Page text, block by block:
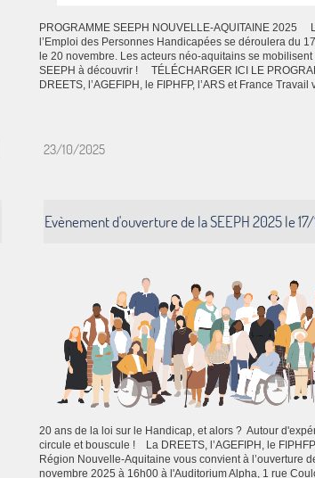
PROGRAMME SEEPH NOUVELLE-AQUITAINE 2025
l’Emploi des Personnes Handicapées se déroulera du
le 20 novembre. Les acteurs néo-aquitains se
SEEPH à découvrir ! TÉLÉCHARGER ICI LE
DREETS, l’AGEFIPH, le FIPHFP, l’ARS et France
23/10/2025
Evènement d'ouverture de la SEEPH 2025 le 17/
20 ans de la loi sur le Handicap, et alors ? Autour
circule et bouscule ! La DREETS, l’AGEFIPH, le
Région Nouvelle-Aquitaine vous convient à l’ouverture
novembre 2025 à 16h00 à l'Auditorium Alpha, 1 rue